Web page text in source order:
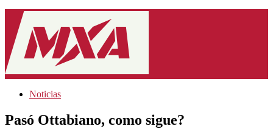
Noticias
Pasó Ottabiano, como sigue?